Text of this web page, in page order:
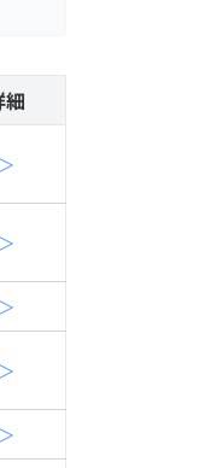
細
＞
＞
＞
＞
＞